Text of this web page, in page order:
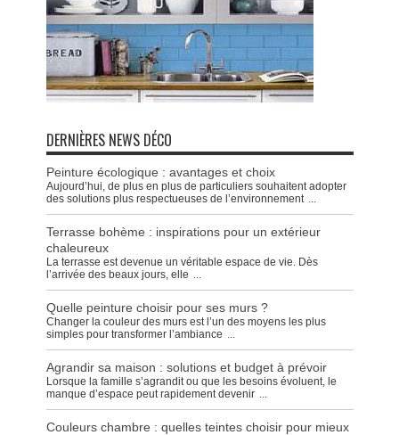
DERNIÈRES NEWS DÉCO
Peinture écologique : avantages et choix
Aujourd’hui, de plus en plus de particuliers souhaitent adopter
des solutions plus respectueuses de l’environnement ...
Terrasse bohème : inspirations pour un extérieur
chaleureux
La terrasse est devenue un véritable espace de vie. Dès
l’arrivée des beaux jours, elle ...
Quelle peinture choisir pour ses murs ?
Changer la couleur des murs est l’un des moyens les plus
simples pour transformer l’ambiance ...
Agrandir sa maison : solutions et budget à prévoir
Lorsque la famille s’agrandit ou que les besoins évoluent, le
manque d’espace peut rapidement devenir ...
Couleurs chambre : quelles teintes choisir pour mieux